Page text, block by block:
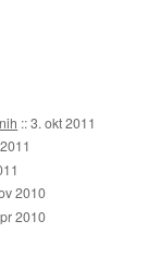
::3. okt 2011
2010
2010